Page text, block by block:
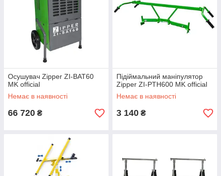
Осушувач Zipper ZI-BAT60
MK official
Немає в наявності
66 720 ₴
Підіймальний маніпулятор
Zipper ZI-PTH600 MK official
Немає в наявності
3 140 ₴